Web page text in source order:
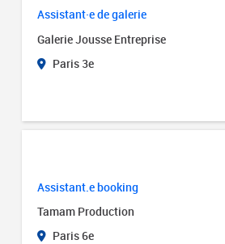
Assistant·e de galerie
Galerie Jousse Entreprise
Paris 3e
Assistant.e booking
Tamam Production
Paris 6e